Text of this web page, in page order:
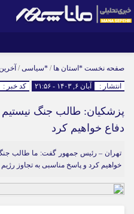
اینستاگرام
سروش
آپارات رمز عبور
مرا به خاطر بسپار
صفحه نخست *استان ها / *سیاسی/
انتشار : آبان ۶, ۱۴۰۳ - ۲۱:۵۶ کد خبر :
پزشکیان: طالب جنگ
دفاع خواهیم کرد
تهران – رئیس جمهور گفت: ما طالب
خواهیم کرد و پاسخ‌ مناسبی به تجاوز